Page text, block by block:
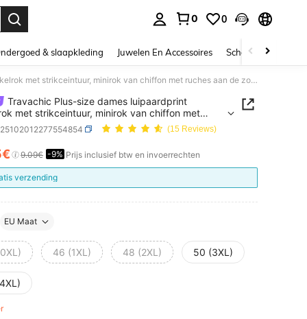
0 0
& slaapkleding Juwelen En Accessoires Schoonheid &
Travachic Plus-size dames luipaardprint wikkelrok met strikceintuur, minirok van chiffon met ruches aan de zoom
Travachic Plus-size dames luipaardprint
met strikceintuur, minirok van chiffon met
aan de zoom
(15 Reviews)
AND AVAILABILITY
9.09€ -9% Prijs inclusief btw en invoerrechten
verzending
EU Maat
46 (1XL) 48 (2XL) 50 (3XL)